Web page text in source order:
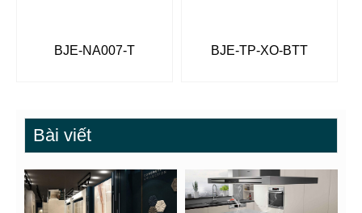
BJE-NA007-T BJE-TP-XO-BTT
Bài viết